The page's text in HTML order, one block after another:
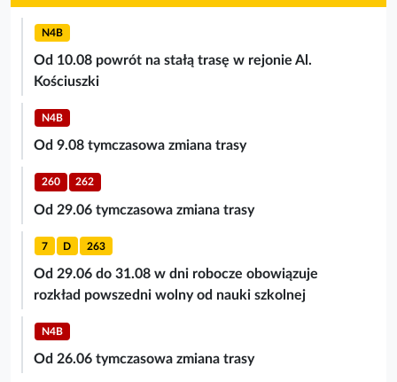
N4B
Od 10.08 powrót na stałą trasę w rejonie Al.
Kościuszki
N4B
Od 9.08 tymczasowa zmiana trasy
260 262
Od 29.06 tymczasowa zmiana trasy
7 D 263
Od 29.06 do 31.08 w dni robocze obowiązuje
rozkład powszedni wolny od nauki szkolnej
N4B
Od 26.06 tymczasowa zmiana trasy